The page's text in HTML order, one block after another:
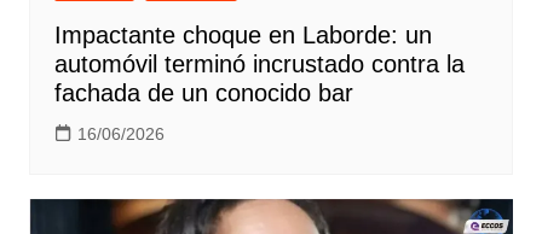
Impactante choque en Laborde: un
automóvil terminó incrustado contra la
fachada de un conocido bar
16/06/2026